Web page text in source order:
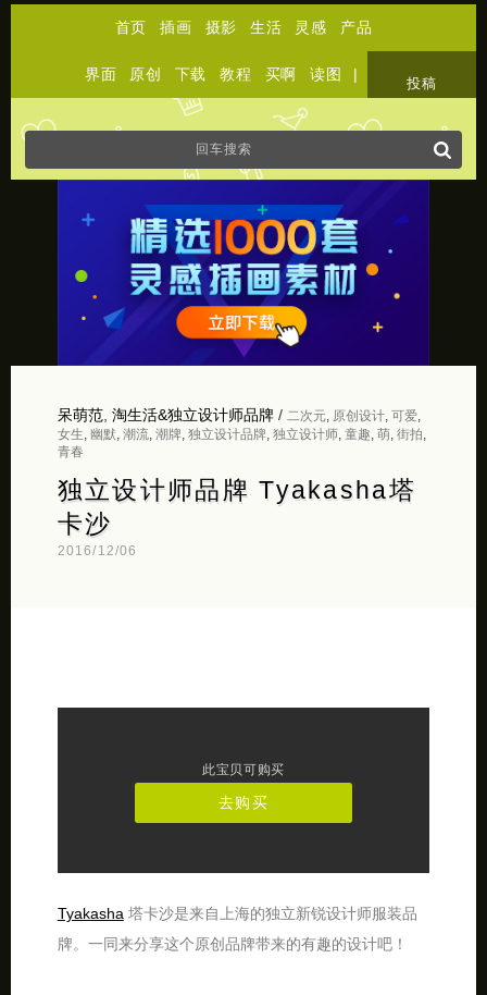
首页 插画 摄影 生活 灵感 产品
界面 原创 下载 教程 买啊 读图 |
投稿
呆萌范, 淘生活&独立设计师品牌/ 二次元, 原创设计, 可爱,
女生
幽默 潮流, 潮牌, 独立设计品牌, 独立设计师, 童趣 萌, 街拍
青春
独立设计师品牌 Tyakasha塔
卡沙
2016/12/06
此宝贝可购买
去购买
Tyakasha 塔卡沙是来自上海的独立新锐设计师服装品
牌。一同来分享这个原创品牌带来的有趣的设计吧！